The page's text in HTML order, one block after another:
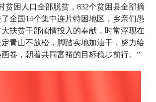
贫困人口全部脱贫，832个贫困县全部摘
全国14个集中连片特困地区，乡亲们愚
扶贫干部倾情投入的奉献，时常浮现在
青山不放松，脚踏实地加油干，努力绘
卷，朝着共同富裕的目标稳步前行。”